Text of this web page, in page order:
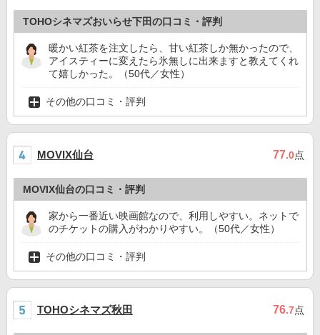
TOHOシネマズおいらせ下田の口コミ・評判
暖かい紅茶を注文したら、甘い紅茶しか無かったので、
アイスティーに変えたら氷無しに出来ますと教えてくれ
て嬉しかった。（50代／女性）
その他の口コミ・評判
MOVIX仙台 77.0点
MOVIX仙台の口コミ・評判
家から一番近い映画館なので、利用しやすい。ネットで
のチケットの購入がわかりやすい。（50代／女性）
その他の口コミ・評判
TOHOシネマズ秋田 76.7点